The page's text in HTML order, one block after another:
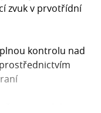
zvuk v prvotřídní
kontrolu nad